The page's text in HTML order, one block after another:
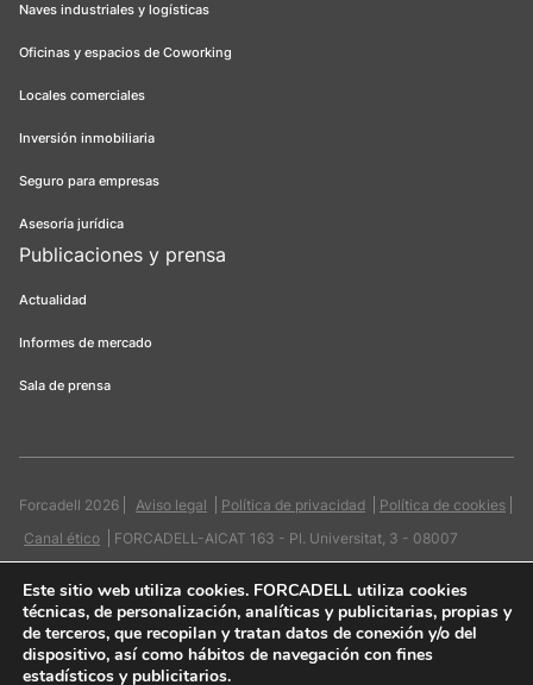
Naves industriales y logísticas
Oficinas y espacios de Coworking
Locales comerciales
Inversión inmobiliaria
Seguro para empresas
Asesoría jurídica
Publicaciones y prensa
Actualidad
Informes de mercado
Sala de prensa
Forcadell 2026 Aviso legal Política de privacidad
Política de cookies
Canal ético
FORCADELL-AICAT 163 - Pl. Universitat, 3 - 08007
Este sitio web utiliza cookies. FORCADELL utiliza cookies
técnicas, de personalización, analíticas y publicitarias, propias y
de terceros, que recopilan y tratan datos de conexión y/o del
dispositivo, así como hábitos de navegación con fines
estadísticos y publicitarios.